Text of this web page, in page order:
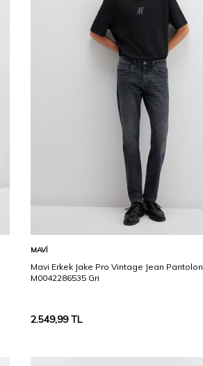
MAVI
Mavi Erkek Jake Pro Vintage Jean Pantolon
M0042286535 Gri
2.549,99TL